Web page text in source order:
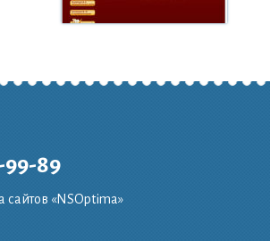
99-89
сайтов «NSOptima»